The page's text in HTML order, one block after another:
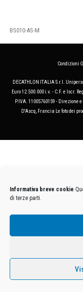
Informativa breve cookie
di terze parti.
BS010-AS-M
Condizioni
DECATHLON ITALIA S.r.l.
Euro 12.500.000 i.v. - C.F. e Iscr.
P.IVA. 11005760159 - Direzione
D'Ascq, Francia Le foto dei